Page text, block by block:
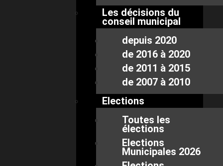
Les décisions du
conseil municipal
depuis 2020
de 2016 à 2020
de 2011 à 2015
de 2007 à 2010
Elections
Toutes les
élections
Elections
Municipales 2026